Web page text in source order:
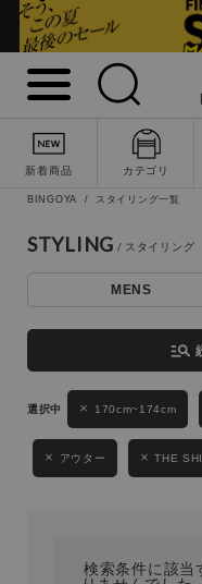
新着商品 カテゴリ
キーワード
性別
MENS
BINGOYA スタイリング一覧
STYLING
MENS
manage_search
170cm~174cm
アウター THE
検索条件に該当